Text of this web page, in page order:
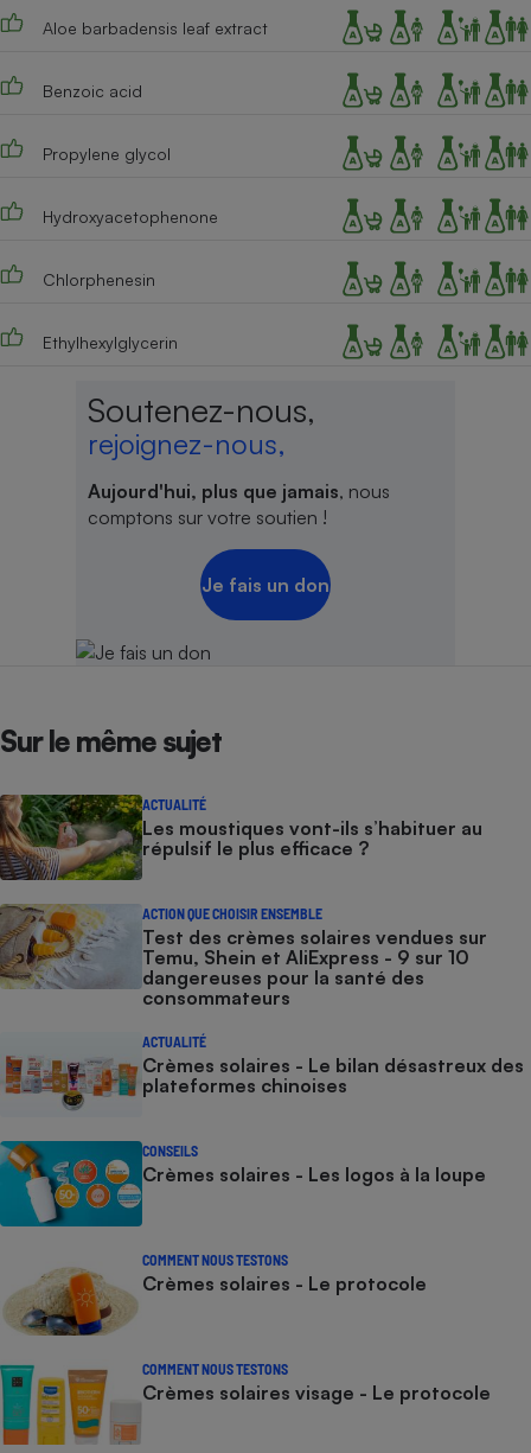
Aloe barbadensis leaf extract
Benzoic acid
Propylene glycol
Hydroxyacetophenone
Chlorphenesin
Ethylhexylglycerin
Soutenez-nous,
rejoignez-nous,
Aujourd'hui, plus que jamais, nous
comptons sur votre soutien !
Je fais un don
Sur le même sujet
ACTUALITÉ
Les moustiques vont-ils s’habituer au
répulsif le plus efficace ?
ACTION QUE CHOISIR ENSEMBLE
Test des crèmes solaires vendues sur
Temu, Shein et AliExpress - 9 sur 10
dangereuses pour la santé des
consommateurs
ACTUALITÉ
Crèmes solaires - Le bilan désastreux des
plateformes chinoises
CONSEILS
Crèmes solaires - Les logos à la loupe
COMMENT NOUS TESTONS
Crèmes solaires - Le protocole
COMMENT NOUS TESTONS
Crèmes solaires visage - Le protocole